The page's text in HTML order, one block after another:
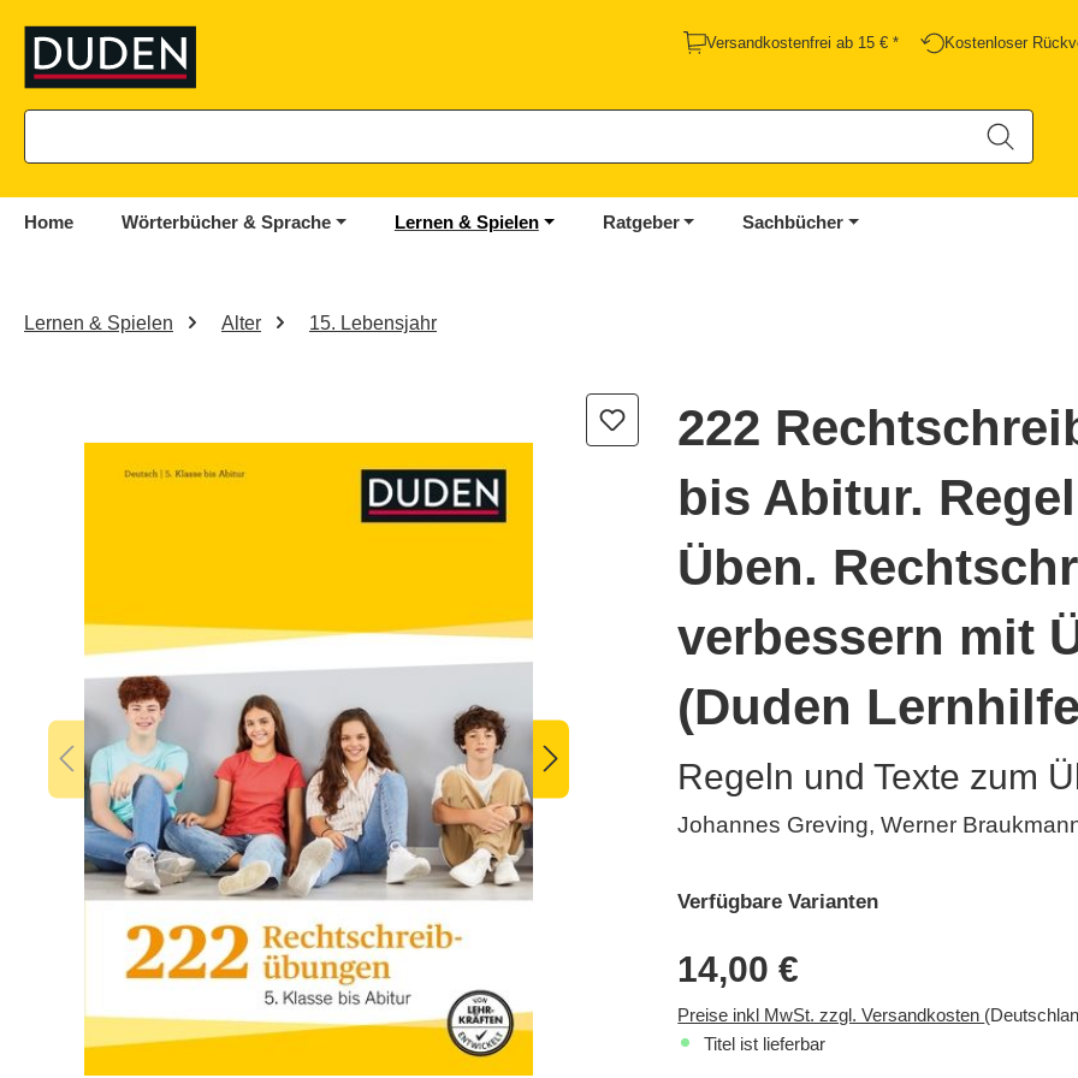
Zur Hauptnavigation springen
Versandkostenfrei ab 15 € * Kostenloser
Home Wörterbücher & Sprache Lernen & Spielen Ratgeber Sachbücher
Lernen & Spielen Alter 15. Lebensjahr
222
bis Abitur.
Üben.
verbessern mit
(Duden
Regeln und Texte zum
Johannes Greving, Werner
Verfügbare Varianten
14,00 €
Preise inkl MwSt. zzgl. Versandkosten
Titel ist lieferbar